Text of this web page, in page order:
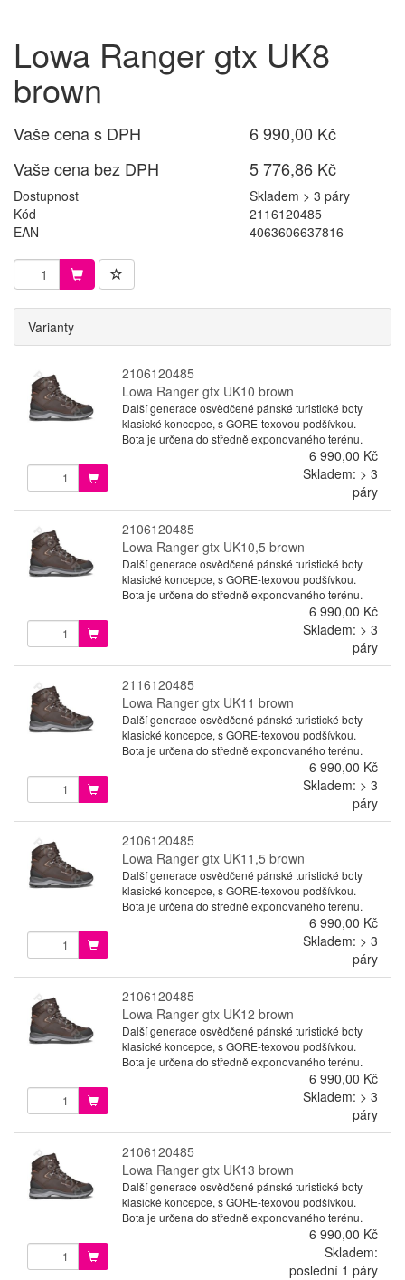
Lowa Ranger gtx UK8
brown
Vaše cena s DPH
6 990,00 Kč
Vaše cena bez DPH
5 776,86 Kč
Dostupnost
Skladem > 3 páry
Kód
2116120485
EAN
4063606637816
Varianty
2106120485
Lowa Ranger gtx UK10 brown
Další generace osvědčené pánské turistické boty
klasické koncepce, s GORE-texovou podšívkou.
Bota je určena do středně exponovaného terénu.
6 990,00 Kč
Skladem: > 3
páry
2106120485
Lowa Ranger gtx UK10,5 brown
Další generace osvědčené pánské turistické boty
klasické koncepce, s GORE-texovou podšívkou.
Bota je určena do středně exponovaného terénu.
6 990,00 Kč
Skladem: > 3
páry
2116120485
Lowa Ranger gtx UK11 brown
Další generace osvědčené pánské turistické boty
klasické koncepce, s GORE-texovou podšívkou.
Bota je určena do středně exponovaného terénu.
6 990,00 Kč
Skladem: > 3
páry
2106120485
Lowa Ranger gtx UK11,5 brown
Další generace osvědčené pánské turistické boty
klasické koncepce, s GORE-texovou podšívkou.
Bota je určena do středně exponovaného terénu.
6 990,00 Kč
Skladem: > 3
páry
2106120485
Lowa Ranger gtx UK12 brown
Další generace osvědčené pánské turistické boty
klasické koncepce, s GORE-texovou podšívkou.
Bota je určena do středně exponovaného terénu.
6 990,00 Kč
Skladem: > 3
páry
2106120485
Lowa Ranger gtx UK13 brown
Další generace osvědčené pánské turistické boty
klasické koncepce, s GORE-texovou podšívkou.
Bota je určena do středně exponovaného terénu.
6 990,00 Kč
Skladem:
poslední 1 páry